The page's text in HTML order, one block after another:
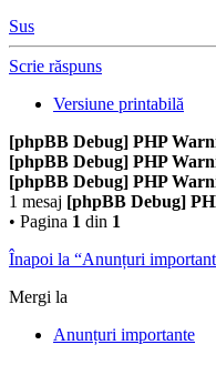
Sus
Scrie răspuns
Versiune printabilă
[phpBB Debug] PHP
[phpBB Debug] PHP
[phpBB Debug] PHP
1 mesaj [phpBB Debug]
• Pagina 1 din 1
Înapoi la “Anunțuri
Mergi la
Anunțuri importante